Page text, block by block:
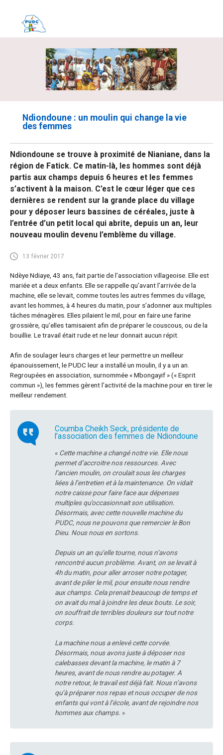
Ndiondoune : un moulin qui change la vie
des femmes
Ndiondoune se trouve à proximité de Nianiane, dans la
région de Fatick. Ce matin-là, les hommes sont déjà
partis aux champs depuis 6 heures et les femmes
s’activent à la maison. C’est le cœur léger que ces
dernières se rendent sur la grande place du village
pour y déposer leurs bassines de céréales, juste à
l’entrée d’un petit local qui abrite, depuis un an, leur
nouveau moulin devenu l’emblème du village.
13 février 2017
Ndèye Ndiaye, 43 ans, fait partie de l’association villageoise. Elle est
mariée et a deux enfants. Elle se rappelle qu’avant l’arrivée de la
machine, elle se levait, comme toutes les autres femmes du village,
avant les hommes, à 4 heures du matin, pour s’adonner aux multiples
tâches ménagères. Elles pilaient le mil, pour en faire une farine
grossière, qu’elles tamisaient afin de préparer le couscous, ou de la
bouillie. Le travail était rude et ne leur donnait aucun répit.
Afin de soulager leurs charges et leur permettre un meilleur
épanouissement, le PUDC leur a installé un moulin, il y a un an.
Regroupées en association, surnommée « Mbongayif » (« Esprit
commun »), les femmes gèrent l’activité de la machine pour en tirer le
meilleur rendement.
Coumba Cheikh Seck, présidente de
l’association des femmes de Ndiondoune
« Cette machine a changé notre vie. Elle nous
permet d’accroitre nos ressources. Avec
l’ancien moulin, on croulait sous les charges
liées à l’entretien et à la maintenance. On vidait
notre caisse pour faire face aux dépenses
multiples qu’occasionnait son utilisation.
Désormais, avec cette nouvelle machine du
PUDC, nous ne pouvons que remercier le Bon
Dieu. Nous nous en sortons.
Depuis un an qu’elle tourne, nous n’avons
rencontré aucun problème. Avant, on se levait à
4h du matin, pour aller arroser notre potager,
avant de piler le mil, pour ensuite nous rendre
aux champs. Cela prenait beaucoup de temps et
on avait du mal à joindre les deux bouts. Le soir,
on souffrait de terribles douleurs sur tout notre
corps.
La machine nous a enlevé cette corvée.
Désormais, nous avons juste à déposer nos
calebasses devant la machine, le matin à 7
heures, avant de nous rendre au potager. A
notre retour, le travail est déjà fait. Nous n’avons
qu’à préparer nos repas et nous occuper de nos
enfants qui vont à l’école, avant de rejoindre nos
hommes aux champs. »